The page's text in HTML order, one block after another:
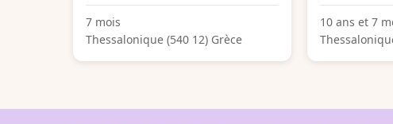
7 mois
Thessalonique (540 12) Grèce
10 ans et 7